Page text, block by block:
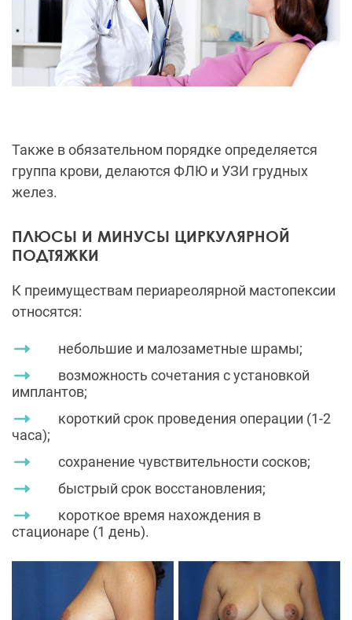
Также в обязательном порядке определяется
группа крови, делаются ФЛЮ и УЗИ грудных
желез.
ПЛЮСЫ И МИНУСЫ ЦИРКУЛЯРНОЙ
ПОДТЯЖКИ
К преимуществам периареолярной мастопексии
относятся:
небольшие и малозаметные шрамы;
возможность сочетания с установкой
имплантов;
короткий срок проведения операции (1-2
часа);
сохранение чувствительности сосков;
быстрый срок восстановления;
короткое время нахождения в
стационаре (1 день).